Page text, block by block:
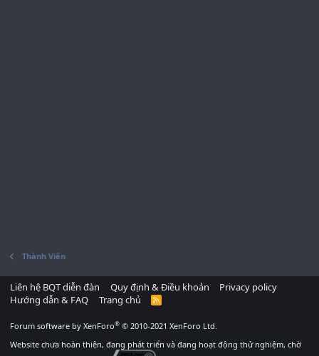
Thành Viên
Liên hệ BQT diễn đàn Quy định & Điều khoản
Privacy policy
Hướng dẫn & FAQ
Trang chủ
R
Forum software by XenForo® © 2010-2021 XenForo Ltd.
Website chưa hoàn thiện, đang phát triển và đang hoạt động thử nghiệm, chờ